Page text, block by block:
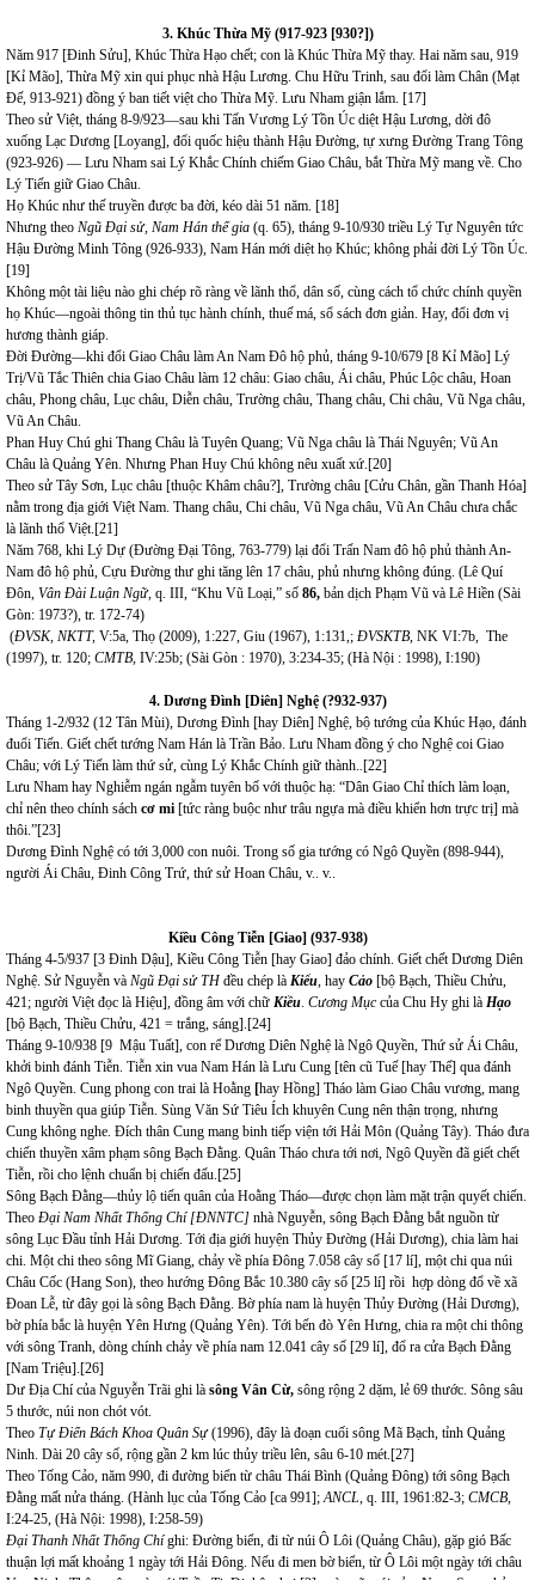
3. Khúc Thừa Mỹ (917-923 [930?])
Năm 917 [Đinh Sửu], Khúc Thừa Hạo chết; con là Khúc Thừa Mỹ thay. Hai năm sau, 919
[Kỉ Mão], Thừa Mỹ xin qui phục nhà Hậu Lương. Chu Hữu Trinh, sau đổi làm Chân (Mạt
Đế, 913-921) đồng ý ban tiết việt cho Thừa Mỹ. Lưu Nham giận lắm. [17]
Theo sử Việt, tháng 8-9/923—sau khi Tấn Vương Lý Tồn Úc diệt Hậu Lương, dời đô
xuống Lạc Dương [Loyang], đổi quốc hiệu thành Hậu Đường, tự xưng Đường Trang Tông
(923-926) — Lưu Nham sai Lý Khắc Chính chiếm Giao Châu, bắt Thừa Mỹ mang về. Cho
Lý Tiến giữ Giao Châu.
Họ Khúc như thế truyền được ba đời, kéo dài 51 năm. [18]
Nhưng theo Ngũ Đại sử, Nam Hán thế gia (q. 65), tháng 9-10/930 triều Lý Tự Nguyên tức
Hậu Đường Minh Tông (926-933), Nam Hán mới diệt họ Khúc; không phải đời Lý Tồn Úc.
[19]
Không một tài liệu nào ghi chép rõ ràng về lãnh thổ, dân số, cùng cách tổ chức chính quyền
họ Khúc—ngoài thông tin thủ tục hành chính, thuế má, sổ sách đơn giản. Hay, đổi đơn vị
hương thành giáp.
Đời Đường—khi đổi Giao Châu làm An Nam Đô hộ phủ, tháng 9-10/679 [8 Kỉ Mão] Lý
Trị/Vũ Tắc Thiên chia Giao Châu làm 12 châu: Giao châu, Ái châu, Phúc Lộc châu, Hoan
châu, Phong châu, Lục châu, Diễn châu, Trường châu, Thang châu, Chi châu, Vũ Nga châu,
Vũ An Châu.
Phan Huy Chú ghi Thang Châu là Tuyên Quang; Vũ Nga châu là Thái Nguyên; Vũ An
Châu là Quảng Yên. Nhưng Phan Huy Chú không nêu xuất xứ.[20]
Theo sử Tây Sơn, Lục châu [thuộc Khâm châu?], Trường châu [Cửu Chân, gần Thanh Hóa]
nằm trong địa giới Việt Nam. Thang châu, Chi châu, Vũ Nga châu, Vũ An Châu chưa chắc
là lãnh thổ Việt.[21]
Năm 768, khi Lý Dự (Đường Đại Tông, 763-779) lại đổi Trấn Nam đô hộ phủ thành An-
Nam đô hộ phủ, Cựu Đường thư ghi tăng lên 17 châu, phủ nhưng không đúng. (Lê Quí
Đôn, Vân Đài Luận Ngữ, q. III, “Khu Vũ Loại,” số 86, bản dịch Phạm Vũ và Lê Hiền (Sài
Gòn: 1973?), tr. 172-74)
(ĐVSK, NKTT, V:5a, Thọ (2009), 1:227, Giu (1967), 1:131,; ĐVSKTB, NK VI:7b, The
(1997), tr. 120; CMTB, IV:25b; (Sài Gòn : 1970), 3:234-35; (Hà Nội : 1998), I:190)
4. Dương Đình [Diên] Nghệ (?932-937)
Tháng 1-2/932 (12 Tân Mùi), Dương Đình [hay Diên] Nghệ, bộ tướng của Khúc Hạo, đánh
đuổi Tiến. Giết chết tướng Nam Hán là Trần Bảo. Lưu Nham đồng ý cho Nghệ coi Giao
Châu; với Lý Tiến làm thứ sử, cùng Lý Khắc Chính giữ thành..[22]
Lưu Nham hay Nghiễm ngán ngẫm tuyên bố với thuộc hạ: “Dân Giao Chỉ thích làm loạn,
chỉ nên theo chính sách cơ mi [tức ràng buộc như trâu ngựa mà điều khiển hơn trực trị] mà
thôi.”[23]
Dương Đình Nghệ có tới 3,000 con nuôi. Trong số gia tướng có Ngô Quyền (898-944),
người Ái Châu, Đinh Công Trứ, thứ sử Hoan Châu, v.. v..
Kiều Công Tiễn [Giao] (937-938)
Tháng 4-5/937 [3 Đinh Dậu], Kiều Công Tiễn [hay Giao] đảo chính. Giết chết Dương Diên
Nghệ. Sử Nguyễn và Ngũ Đại sử TH đều chép là Kiểu, hay Cảo [bộ Bạch, Thiều Chửu,
421; người Việt đọc là Hiệu], đồng âm với chữ Kiều. Cương Mụccủa Chu Hy ghi là Hạo
[bộ Bạch, Thiều Chửu, 421 = trắng, sáng].[24]
Tháng 9-10/938 [9 Mậu Tuất], con rể Dương Diên Nghệ là Ngô Quyền, Thứ sử Ái Châu,
khởi binh đánh Tiễn. Tiễn xin vua Nam Hán là Lưu Cung [tên cũ Tuế [hay Thế] qua đánh
Ngô Quyền. Cung phong con trai là Hoằng [hay Hồng] Tháo làm Giao Châu vương, mang
binh thuyền qua giúp Tiễn. Sùng Văn Sứ Tiêu Ích khuyên Cung nên thận trọng, nhưng
Cung không nghe. Đích thân Cung mang binh tiếp viện tới Hải Môn (Quảng Tây). Tháo đưa
chiến thuyền xâm phạm sông Bạch Đằng. Quân Tháo chưa tới nơi, Ngô Quyền đã giết chết
Tiễn, rồi cho lệnh chuẩn bị chiến đấu.[25]
Sông Bạch Đằng—thủy lộ tiến quân của Hoằng Tháo—được chọn làm mặt trận quyết chiến.
Theo Đại Nam Nhất Thống Chí [ĐNNTC] nhà Nguyễn, sông Bạch Đằng bắt nguồn từ
sông Lục Đầu tỉnh Hải Dương. Tới địa giới huyện Thủy Đường (Hải Dương), chia làm hai
chi. Một chi theo sông Mĩ Giang, chảy về phía Đông 7.058 cây số [17 lí], một chi qua núi
Châu Cốc (Hang Son), theo hướng Đông Bắc 10.380 cây số [25 lí] rồi hợp dòng đổ về xã
Đoan Lễ, từ đây gọi là sông Bạch Đằng. Bờ phía nam là huyện Thủy Đường (Hải Dương),
bờ phía bắc là huyện Yên Hưng (Quảng Yên). Tới bến đò Yên Hưng, chia ra một chi thông
với sông Tranh, dòng chính chảy về phía nam 12.041 cây số [29 lí], đổ ra cửa Bạch Đằng
[Nam Triệu].[26]
Dư Địa Chí của Nguyễn Trãi ghi là sông Vân Cừ, sông rộng 2 dặm, lẻ 69 thước. Sông sâu
5 thước, núi non chót vót.
Theo TựĐiển Bách Khoa Quân Sự(1996), đây là đoạn cuối sông Mã Bạch, tỉnh Quảng
Ninh. Dài 20 cây số, rộng gần 2 km lúc thủy triều lên, sâu 6-10 mét.[27]
Theo Tống Cảo, năm 990, đi đường biển từ châu Thái Bình (Quảng Đông) tới sông Bạch
Đằng mất nửa tháng. (Hành lục của Tống Cảo [ca 991];ANCL, q. III, 1961:82-3; CMCB,
I:24-25, (Hà Nội: 1998), I:258-59)
Đại Thanh Nhất Thống Chíghi: Đường biển, đi từ núi Ô Lôi (Quảng Châu), gặp gió Bấc
thuận lợi mất khoảng 1 ngày tới Hải Đông. Nếu đi men bờ biển, từ Ô Lôi một ngày tới châu